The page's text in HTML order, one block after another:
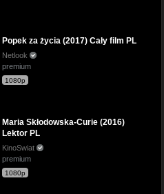
Popek za życia (2017) Cały film PL
Netlook
premium
1080p
Maria Skłodowska-Curie (2016)
Lektor PL
KinoSwiat
premium
1080p